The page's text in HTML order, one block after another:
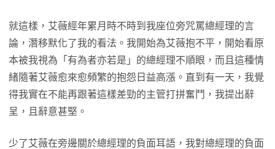
就這樣，艾薇經年累月時不時到我座位旁咒罵總經理的言
論，潛移默化了我的看法。我開始為艾薇抱不平，開始看原
本被我視為「有為者亦若是」的總經理不順眼，而且這種情
緒隨著艾薇愈來愈頻繁的抱怨日益高漲。直到有一天，我覺
得我實在不能再跟著這樣差勁的主管打拼奮鬥，我提出辭
呈，且辭意甚堅。
少了艾薇在旁邊關於總經理的負面耳語，我對總經理的負面